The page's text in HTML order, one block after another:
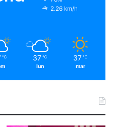
2.26 km/h
℃ 37 ℃
lun
37 ℃
mar